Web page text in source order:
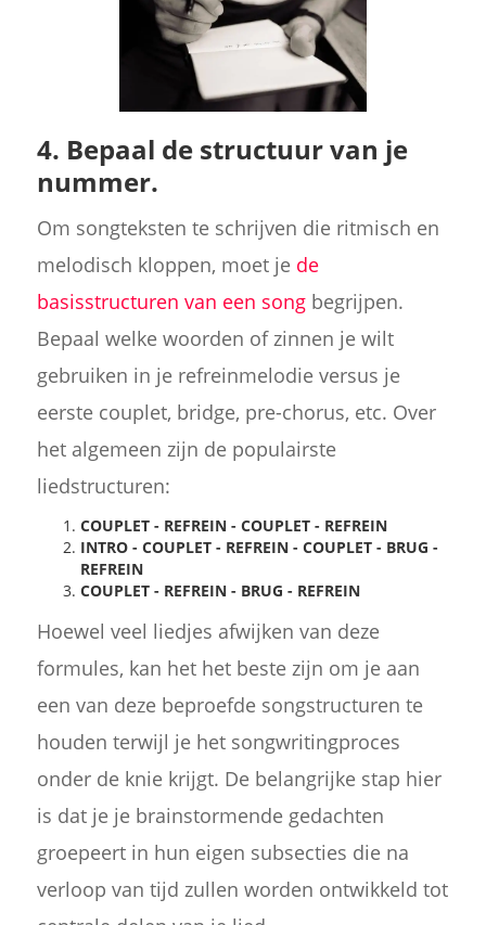
4. Bepaal de structuur van je
nummer.
Om songteksten te schrijven die ritmisch en
melodisch kloppen, moet je de
basisstructuren van een songbegrijpen.
Bepaal welke woorden of zinnen je wilt
gebruiken in je refreinmelodie versus je
eerste couplet, bridge, pre-chorus, etc. Over
het algemeen zijn de populairste
liedstructuren:
COUPLET - REFREIN - COUPLET - REFREIN
INTRO - COUPLET - REFREIN - COUPLET - BRUG -
REFREIN
COUPLET - REFREIN - BRUG - REFREIN
Hoewel veel liedjes afwijken van deze
formules, kan het het beste zijn om je aan
een van deze beproefde songstructuren te
houden terwijl je het songwritingproces
onder de knie krijgt. De belangrijke stap hier
is dat je je brainstormende gedachten
groepeert in hun eigen subsecties die na
verloop van tijd zullen worden ontwikkeld tot